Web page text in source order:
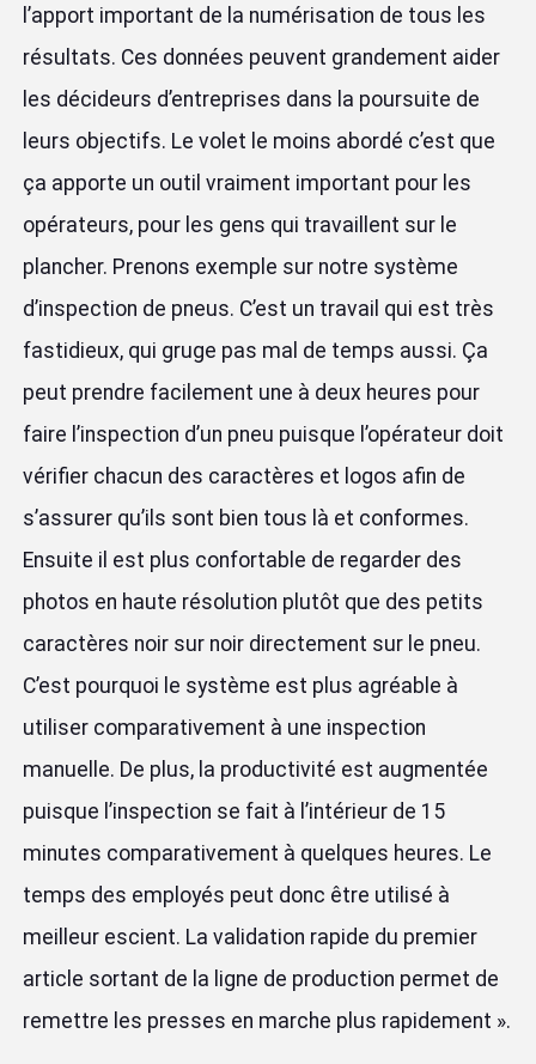
l’apport important de la numérisation de tous les
résultats. Ces données peuvent grandement aider
les décideurs d’entreprises dans la poursuite de
leurs objectifs. Le volet le moins abordé c’est que
ça apporte un outil vraiment important pour les
opérateurs, pour les gens qui travaillent sur le
plancher. Prenons exemple sur notre système
d’inspection de pneus. C’est un travail qui est très
fastidieux, qui gruge pas mal de temps aussi. Ça
peut prendre facilement une à deux heures pour
faire l’inspection d’un pneu puisque l’opérateur doit
vérifier chacun des caractères et logos afin de
s’assurer qu’ils sont bien tous là et conformes.
Ensuite il est plus confortable de regarder des
photos en haute résolution plutôt que des petits
caractères noir sur noir directement sur le pneu.
C’est pourquoi le système est plus agréable à
utiliser comparativement à une inspection
manuelle. De plus, la productivité est augmentée
puisque l’inspection se fait à l’intérieur de 15
minutes comparativement à quelques heures. Le
temps des employés peut donc être utilisé à
meilleur escient. La validation rapide du premier
article sortant de la ligne de production permet de
remettre les presses en marche plus rapidement ».